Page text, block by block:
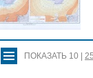
ПОКАЗАТЬ 10